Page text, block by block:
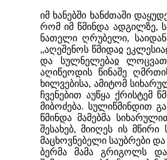
იმ ხანებში ხანძთაში
რომ იმ წმინდა ადგილზე,
ნათელი ღრუბელი,
„აღეშენოს წმიდაჲ
და სულნელებაჲ
აღიწეოდის წინაშე
ხილვებისა, ამიტომ
ჩვენებით აუწყა ქრისტემ
მიბოძება. სულიწმინდით
წმინდა მამებმა
შესახებ, მიიღეს ის
მაცხოვნებელი საუბრები
ბერმა მამა გრიგოლს